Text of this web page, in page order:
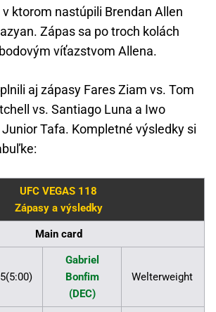
ktorom nastúpili Brendan Allen
Zápas sa po troch kolách
víťazstvom Allena.
aj zápasy Fares Ziam vs. Tom
vs. Santiago Luna a Iwo
Tafa. Kompletné výsledky si
UFC VEGAS 118
Zápasy a výsledky
Main card
5(5:00)
Gabriel
Bonfim
(DEC)
Welterweight